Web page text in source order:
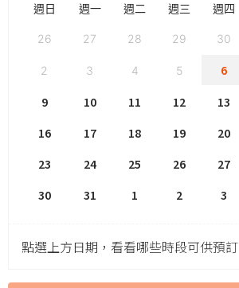
週日 週一 週二 週三 週四
26 27 28 29 30
2 3 4 5 6
9
10 11 12 13
16
17 18 19 20
23
24 25 26 27
30
31 1 2 3
點選上方日期，看看哪些時段可供預訂